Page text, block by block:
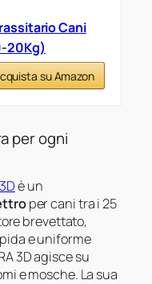
Cani
20Kg)
su Amazon
per ogni
è un
per cani tra i 25
brevettato,
e uniforme
3D agisce su
e mosche. La sua